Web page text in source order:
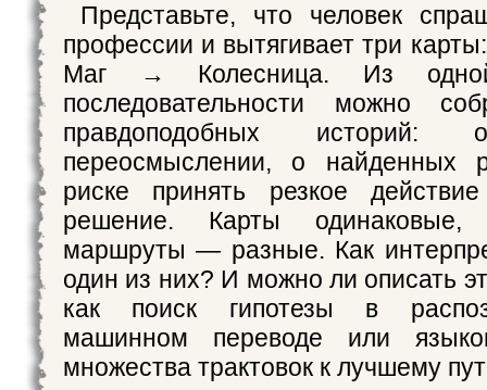
Представьте, что человек
профессии и вытягивает три
Маг → Колесница. Из
последовательности можно
правдоподобных
переосмыслении, о найденных
риске принять резкое
решение. Карты
маршруты — разные. Как
один из них? И можно ли описать
как поиск гипотезы в
машинном переводе или
множества трактовок к лучшему